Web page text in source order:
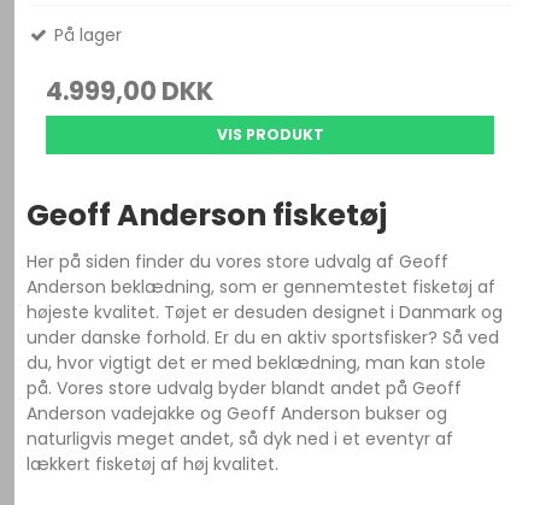
På lager
4.999,00 DKK
VIS PRODUKT
Geoff Anderson fisketøj
Her på siden finder du vores store udvalg af Geoff
Anderson beklædning, som er gennemtestet fisketøj af
højeste kvalitet. Tøjet er desuden designet i Danmark og
under danske forhold. Er du en aktiv sportsfisker? Så ved
du, hvor vigtigt det er med beklædning, man kan stole
på. Vores store udvalg byder blandt andet på Geoff
Anderson vadejakke og Geoff Anderson bukser og
naturligvis meget andet, så dyk ned i et eventyr af
lækkert fisketøj af høj kvalitet.